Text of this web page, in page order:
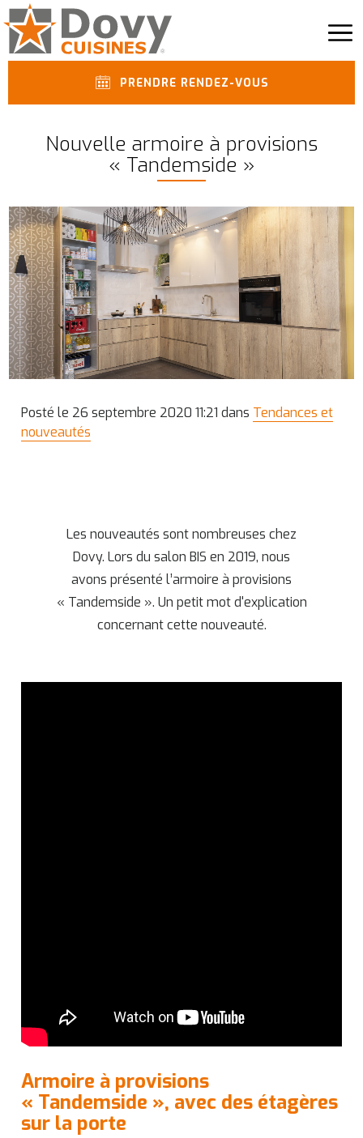
PRENDRE RENDEZ-VOUS
Nouvelle armoire à provisions
« Tandemside »
Posté le 26 septembre 2020 11:21 dans Tendances et
nouveautés
Les nouveautés sont nombreuses chez
Dovy. Lors du salon BIS en 2019, nous
avons présenté l’armoire à provisions
« Tandemside ». Un petit mot d'explication
concernant cette nouveauté.
Armoire à provisions
« Tandemside », avec des étagères
sur la porte